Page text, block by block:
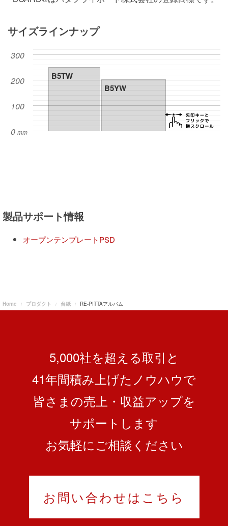
サイズラインナップ
製品サポート情報
オープンテンプレートPSD
Home プロダクト 台紙 RE-PITTAアルバム
5,000社を超える取引と
41年間積み上げたノウハウで
皆さまの売上・収益アップを
サポートします
お気軽にご相談ください
お問い合わせはこちら